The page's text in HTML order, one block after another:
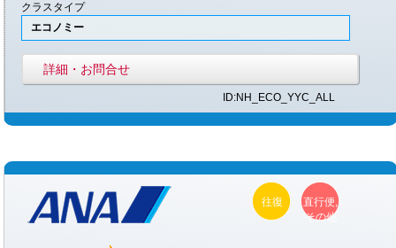
クラスタイプ
エコノミー
詳細・お問合せ
ID:NH_ECO_YYC_ALL
直行便,
その他
往復